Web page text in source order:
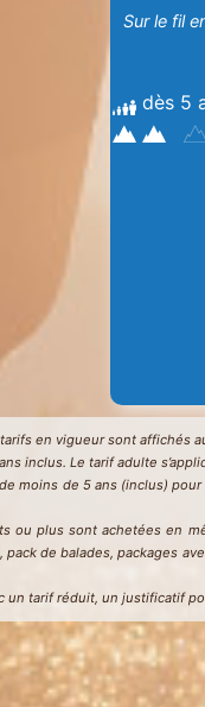
Sur le fil
dès 5
en vigueur sont affichés
inclus. Le tarif adulte
moins de 5 ans (inclus)
ou plus sont achetées en
de balades, packages
un tarif réduit, un justificatif